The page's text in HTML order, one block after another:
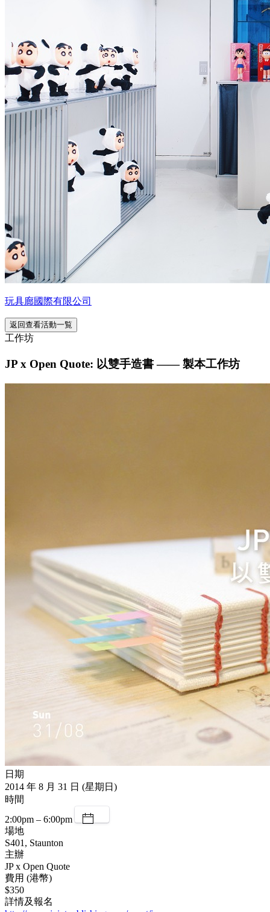
玩具廊國際有限公司
返回查看活動一覧
工作坊
JP x Open Quote: 以雙手造書 —— 製本工作坊
日期
2014 年 8 月 31 日 (星期日)
時間
2:00pm – 6:00pm
場地
S401, Staunton
主辦
JP x Open Quote
費用 (港幣)
$350
詳情及報名